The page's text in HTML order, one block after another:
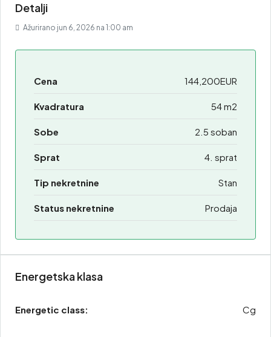
Detalji
Ažurirano jun 6, 2026 na 1:00 am
Cena 144,200EUR
Kvadratura 54 m2
Sobe 2.5 soban
Sprat 4. sprat
Tip nekretnine Stan
Status nekretnine Prodaja
Energetska klasa
Energetic class: Cg